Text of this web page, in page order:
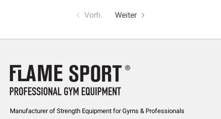
Vorh. Weiter
Manufacturer of Strength Equipment for Gyms & Professionals